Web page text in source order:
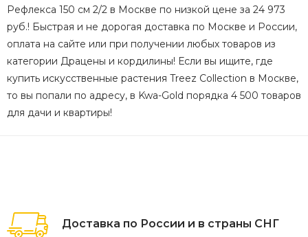
Рефлекса 150 см 2/2 в Москве по низкой цене за 24 973
руб.! Быстрая и не дорогая доставка по Москве и России,
оплата на сайте или при получении любых товаров из
категории Драцены и кордилины! Если вы ищите, где
купить искусственные растения Treez Collection в Москве,
то вы попали по адресу, в Kwa-Gold порядка 4 500 товаров
для дачи и квартиры!
Доставка по России и в страны СНГ